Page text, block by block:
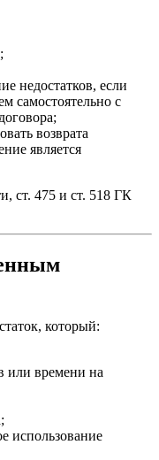
недостатков, если
самостоятельно с
возврата
является
ст. 475 и ст. 518 ГК
который:
или времени на
использование